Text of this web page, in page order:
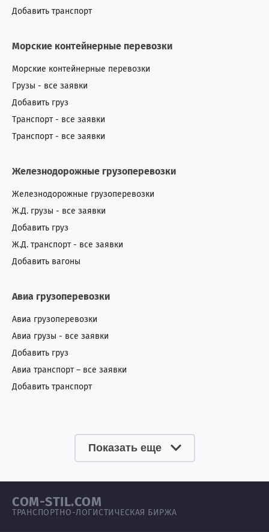
Добавить транспорт
Морские контейнерные перевозки
Морские контейнерные перевозки
Грузы - все заявки
Добавить груз
Транспорт - все заявки
Транспорт - все заявки
Железнодорожные грузоперевозки
Железнодорожные грузоперевозки
Ж.Д. грузы - все заявки
Добавить груз
Ж.Д. транспорт - все заявки
Добавить вагоны
Авиа грузоперевозки
Авиа грузоперевозки
Авиа грузы - все заявки
Добавить груз
Авиа транспорт – все заявки
Добавить транспорт
Показать еще
COM-STIL.COM
ТРАНСПОРТНО-ЛОГИСТИЧЕСКАЯ БИРЖА